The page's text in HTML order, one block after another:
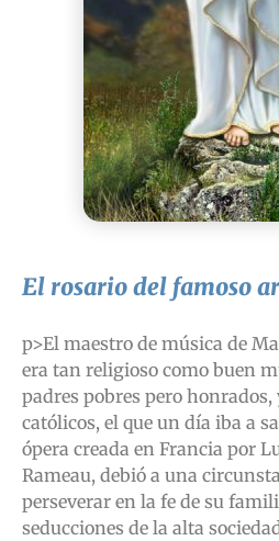
El rosario del famoso
p>El maestro de música de
era tan religioso como buen
padres pobres pero
católicos, el que un día iba a
ópera creada en Francia por
Rameau, debió a una
perseverar en la fe de su
seducciones de la alta